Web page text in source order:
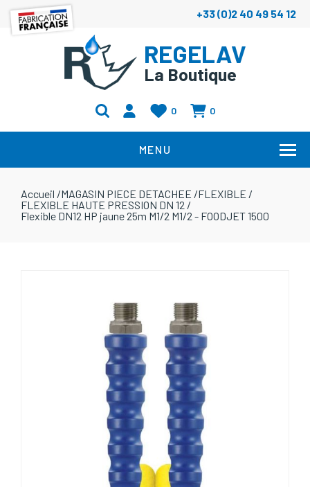
+33 (0)2 40 49 54 12
REGELAV
La Boutique
0 0
MENU
Accueil /MAGASIN PIECE DETACHEE /FLEXIBLE /
FLEXIBLE HAUTE PRESSION DN 12 /
Flexible DN12 HP jaune 25m M1/2 M1/2 - FOODJET 1500